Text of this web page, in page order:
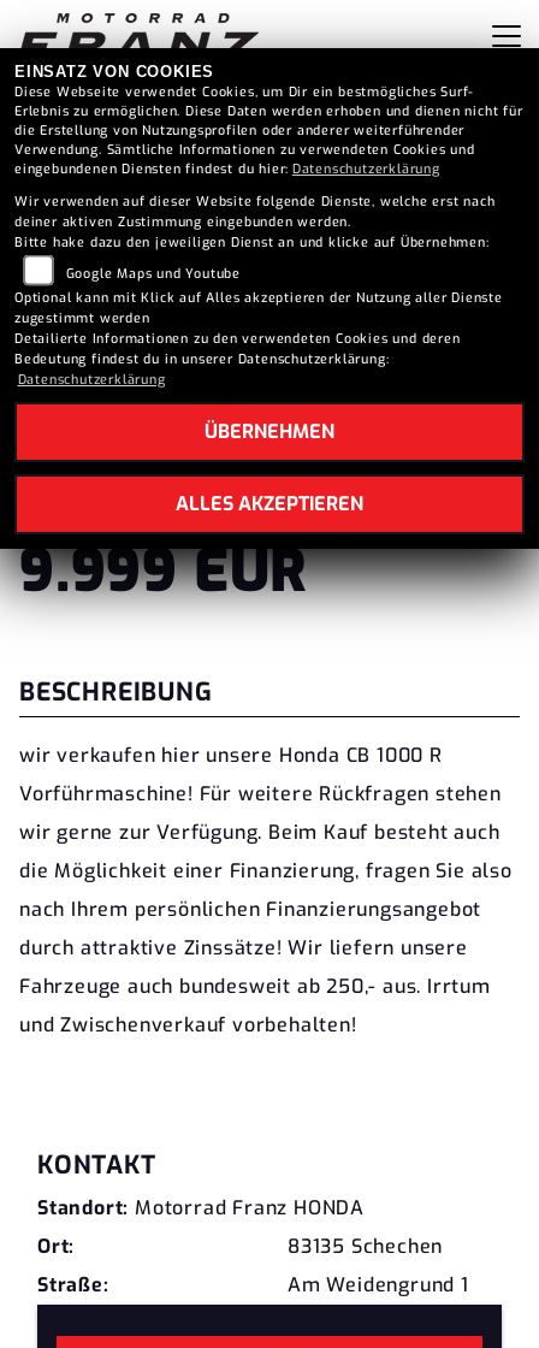
HONDA CB 1000 R
9.999 EUR
BESCHREIBUNG
wir verkaufen hier unsere Honda CB 1000 R
Vorführmaschine! Für weitere Rückfragen stehen
wir gerne zur Verfügung. Beim Kauf besteht auch
die Möglichkeit einer Finanzierung, fragen Sie also
nach Ihrem persönlichen Finanzierungsangebot
durch attraktive Zinssätze! Wir liefern unsere
Fahrzeuge auch bundesweit ab 250,- aus. Irrtum
und Zwischenverkauf vorbehalten!
KONTAKT
Standort: Motorrad Franz HONDA
Ort:
83135 Schechen
Straße:
Am Weidengrund 1
EINSATZ VON COOKIES
Diese Webseite verwendet Cookies, um Dir ein bestmögliches Surf-
Erlebnis zu ermöglichen. Diese Daten werden erhoben und dienen nicht für
die Erstellung von Nutzungsprofilen oder anderer weiterführender
Verwendung. Sämtliche Informationen zu verwendeten Cookies und
eingebundenen Diensten findest du hier: Datenschutzerklärung
Wir verwenden auf dieser Website folgende Dienste, welche erst nach
deiner aktiven Zustimmung eingebunden werden.
Bitte hake dazu den jeweiligen Dienst an und klicke auf Übernehmen:
Google Maps und Youtube
Optional kann mit Klick auf Alles akzeptieren der Nutzung aller Dienste
zugestimmt werden
Detailierte Informationen zu den verwendeten Cookies und deren
Bedeutung findest du in unserer Datenschutzerklärung:
Datenschutzerklärung
ÜBERNEHMEN
ALLES AKZEPTIEREN